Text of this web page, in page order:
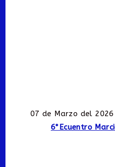
07 de Marzo del
6°Ecuentro